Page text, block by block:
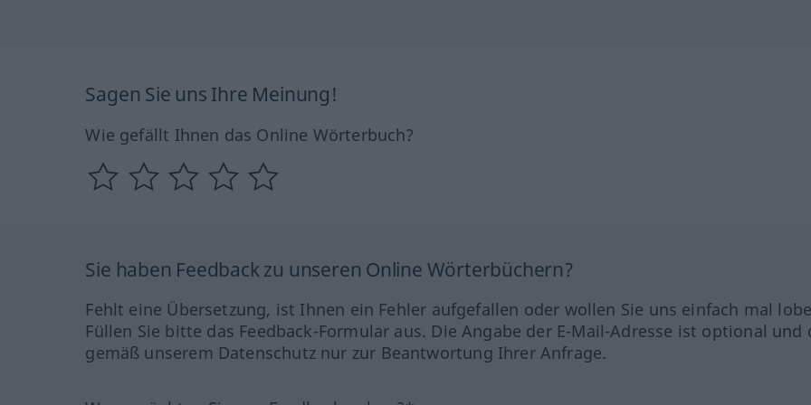
Sagen Sie uns Ihre Meinung!
Wie gefällt Ihnen das Online Wörterbuch?
Sie haben Feedback zu unseren Online Wörterbüchern?
Fehlt eine Übersetzung, ist Ihnen ein Fehler aufgefallen oder wollen Sie uns einfach mal
Füllen Sie bitte das Feedback-Formular aus. Die Angabe der E-Mail-Adresse ist optional und
gemäß unserem Datenschutz nur zur Beantwortung Ihrer Anfrage.